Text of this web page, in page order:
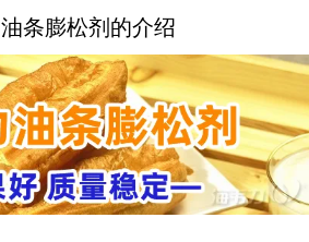
油条膨松剂的介绍